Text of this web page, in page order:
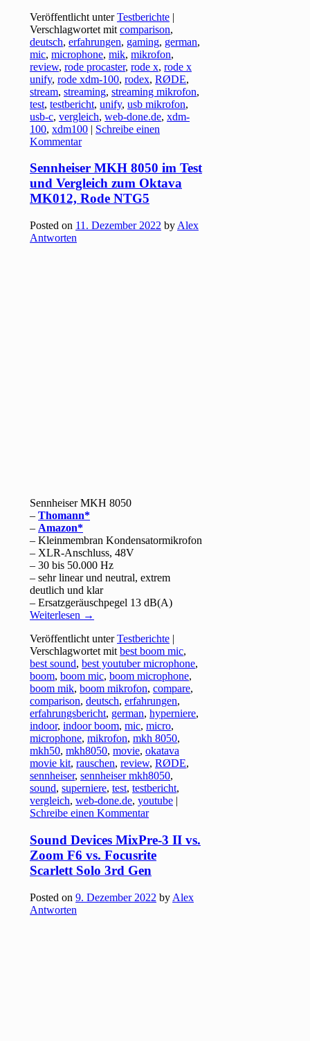
Veröffentlicht unter Testberichte |
Verschlagwortet mit comparison,
deutsch,erfahrungen, gaming, german,
mic,microphone,mik,mikrofon,
review,rode procaster,rode x,rode x
unify,rode xdm-100,rodex,RØDE,
stream,streaming,streaming mikrofon,
test,testbericht,unify,usb mikrofon,
usb-c,vergleich,web-done.de,xdm-
100,xdm100 | Schreibe einen
Kommentar
Sennheiser MKH 8050 im Test
und Vergleich zum Oktava
MK012, Rode NTG5
Posted on 11. Dezember 2022 by Alex
Antworten
Sennheiser MKH 8050
–Thomann
– Amazon
– Kleinmembran Kondensatormikrofon
– XLR-Anschluss, 48V
– 30 bis 50.000 Hz
– sehr linear und neutral, extrem
deutlich und klar
– Ersatzgeräuschpegel 13 dB(A)
Weiterlesen →
Veröffentlicht unter Testberichte |
Verschlagwortet mit best boom mic,
best sound,best youtuber microphone,
boom,boom mic,boom microphone,
boom mik,boom mikrofon,compare,
comparison,deutsch,erfahrungen,
erfahrungsbericht, german,hyperniere,
indoor,indoor boom,mic,micro,
microphone,mikrofon,mkh 8050,
mkh50,mkh8050,movie,okatava
movie kit,rauschen,review,RØDE,
sennheiser,sennheiser mkh8050,
sound,superniere,test,testbericht,
vergleich,web-done.de,youtube |
Schreibe einen Kommentar
Sound Devices MixPre-3 II vs.
Zoom F6 vs. Focusrite
Scarlett Solo 3rd Gen
Posted on9. Dezember 2022 by Alex
Antworten